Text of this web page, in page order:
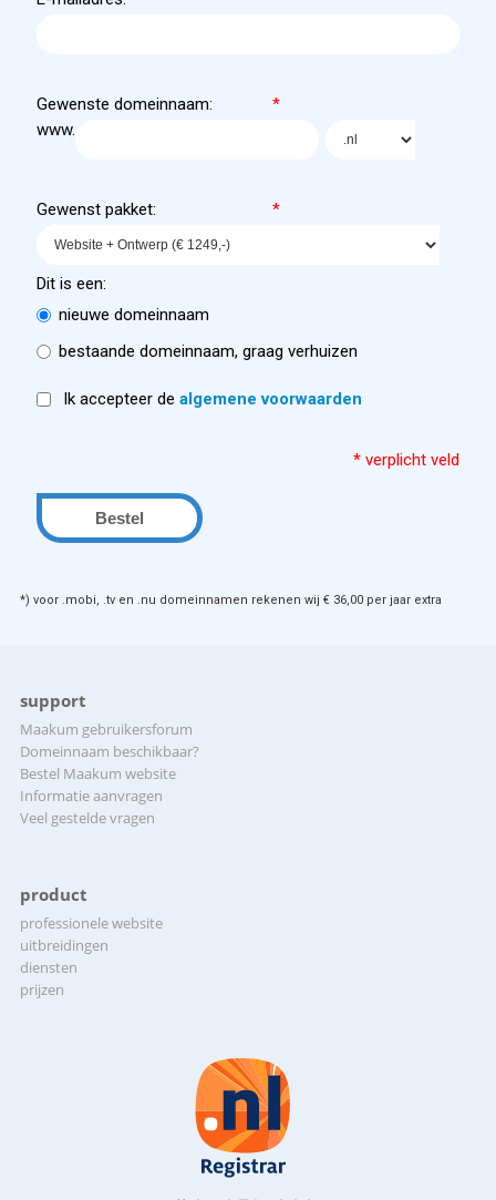
Gewenste domeinnaam:
*
www.
Gewenst pakket: *
Dit is een:
nieuwe domeinnaam
bestaande domeinnaam, graag verhuizen
Ik accepteer de algemene voorwaarden
* verplicht veld
*) voor .mobi, .tv en .nu domeinnamen rekenen wij € 36,00 per jaar extra
support
Maakum gebruikersforum
Domeinnaam beschikbaar?
Bestel Maakum website
Informatie aanvragen
Veel gestelde vragen
product
professionele website
uitbreidingen
diensten
prijzen